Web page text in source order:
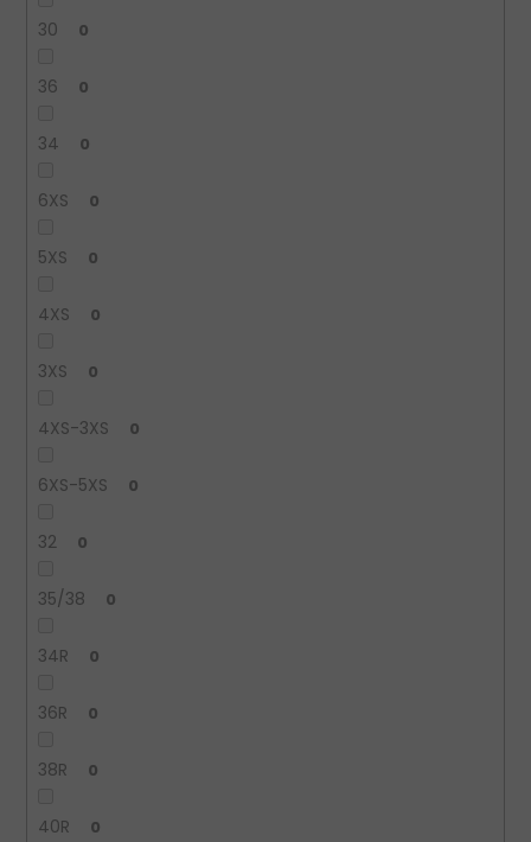
30 0
36 0
34 0
6XS 0
5XS 0
4XS 0
3XS 0
4XS-3XS 0
6XS-5XS 0
32 0
35/38 0
34R 0
36R 0
38R 0
40R 0